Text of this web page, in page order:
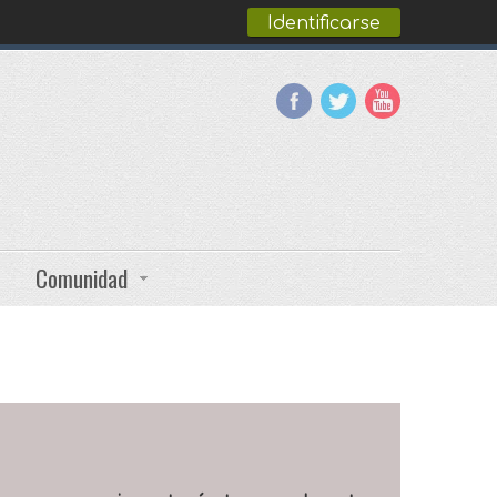
Identificarse
Comunidad